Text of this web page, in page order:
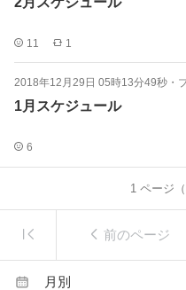
11 1
2018年12月29日 05時13分49秒 ・
1月スケジュール
6
1ページ
前のページ
月別